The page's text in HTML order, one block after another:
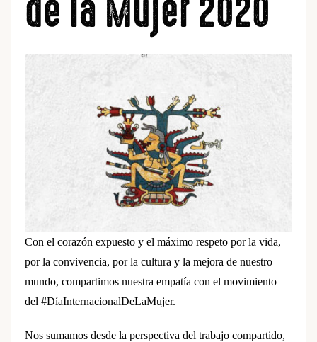
de la Mujer 2020
Con el corazón expuesto y el máximo respeto por la vida,
por la convivencia, por la cultura y la mejora de nuestro
mundo, compartimos nuestra empatía con el movimiento
del #DíaInternacionalDeLaMujer.
Nos sumamos desde la perspectiva del trabajo compartido,